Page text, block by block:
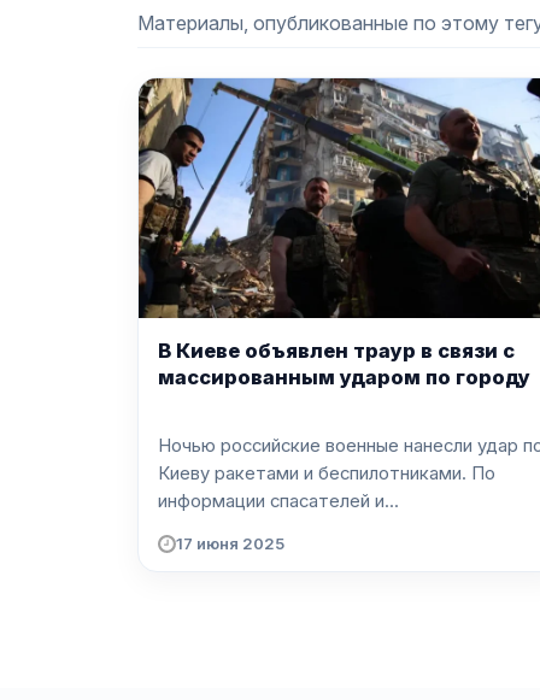
Материалы, опубликованные по этому
В Киеве объявлен траур в связи с
массированным ударом по городу
Ночью российские военные нанесли удар
Киеву ракетами и беспилотниками. По
информации спасателей и...
17 июня 2025